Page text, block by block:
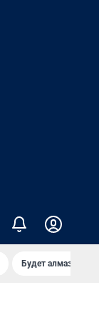
Будет алмазный